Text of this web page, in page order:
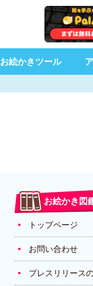
お絵かきツール
お絵かき図
トップページ
お問い合わせ
プレスリリース